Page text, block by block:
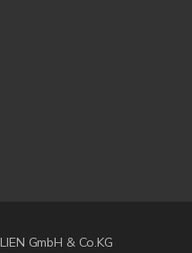
GmbH & Co.KG